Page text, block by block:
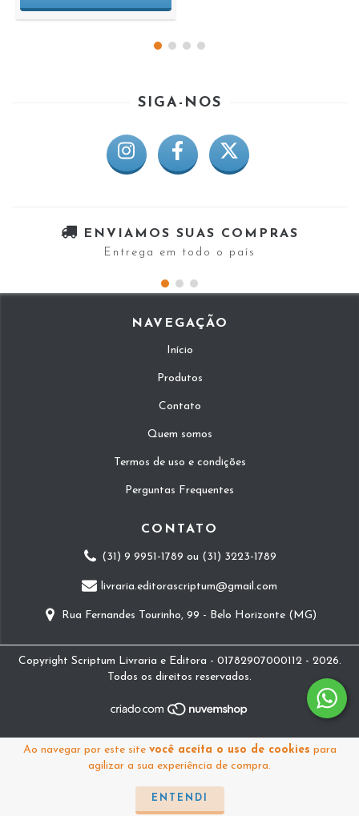
Ao navegar por este site você aceita o uso de cookies para
agilizar a sua experiência de compra.
ENTENDI
SIGA-NOS
ENVIAMOS SUAS COMPRAS
Entrega em todo o país
NAVEGAÇÃO
Início
Produtos
Contato
Quem somos
Termos de uso e condições
Perguntas Frequentes
CONTATO
(31) 9 9951-1789 ou (31) 3223-1789
livraria.editorascriptum@gmail.com
Rua Fernandes Tourinho, 99 - Belo Horizonte (MG)
Copyright Scriptum Livraria e Editora - 01782907000112 - 2026.
Todos os direitos reservados.